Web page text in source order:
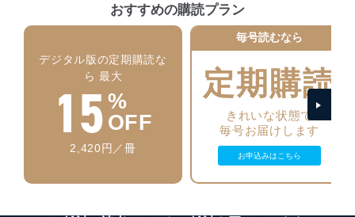
個人データを取り扱うことのできる機器及び当該
機器を取り扱う従業者を明確化し、 個人データへ
の不要なアクセスを防止しています。
アクセス者の識別と認証
機器に標準装備されているユーザー制御機能（ユ
ーザーアカウント制御）により、個人情報データ
ベース等を取り扱う情報システムを使用する従業
者を識別・認証しています。
個人データを取り扱う機器等のオペレーティング
おすすめの購読プラン
デジタル版の定期購読な
ら 最大
15 %
OFF
2,420円／冊
毎号読むなら
定期購読
きれいな状態で
毎号お届けします
お申込みはこちら